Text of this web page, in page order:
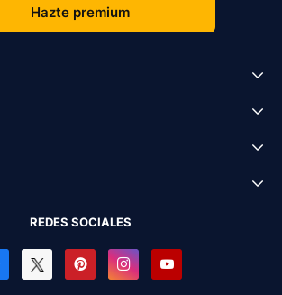
Hazte premium
REDES SOCIALES